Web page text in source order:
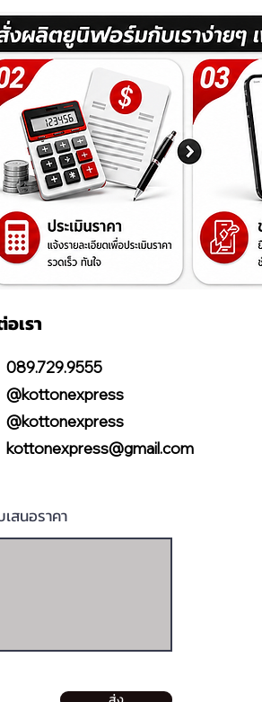
เรา
089.729.9555
@kottonexpress
@kottonexpress
kottonexpress@gmail.com
เสนอราคา